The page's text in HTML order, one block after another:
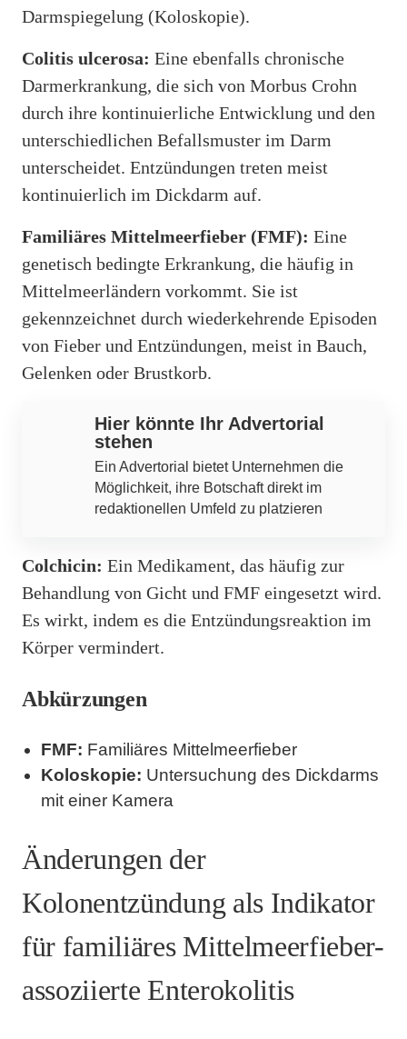
Darmspiegelung (Koloskopie).
Colitis ulcerosa: Eine ebenfalls chronische
Darmerkrankung, die sich von Morbus Crohn
durch ihre kontinuierliche Entwicklung und den
unterschiedlichen Befallsmuster im Darm
unterscheidet. Entzündungen treten meist
kontinuierlich im Dickdarm auf.
Familiäres Mittelmeerfieber (FMF): Eine
genetisch bedingte Erkrankung, die häufig in
Mittelmeerländern vorkommt. Sie ist
gekennzeichnet durch wiederkehrende Episoden
von Fieber und Entzündungen, meist in Bauch,
Gelenken oder Brustkorb.
Hier könnte Ihr Advertorial
stehen
Ein Advertorial bietet Unternehmen die
Möglichkeit, ihre Botschaft direkt im
redaktionellen Umfeld zu platzieren
Colchicin: Ein Medikament, das häufig zur
Behandlung von Gicht und FMF eingesetzt wird.
Es wirkt, indem es die Entzündungsreaktion im
Körper vermindert.
Abkürzungen
FMF: Familiäres Mittelmeerfieber
Koloskopie: Untersuchung des Dickdarms
mit einer Kamera
Änderungen der
Kolonentzündung als Indikator
für familiäres Mittelmeerfieber-
assoziierte Enterokolitis